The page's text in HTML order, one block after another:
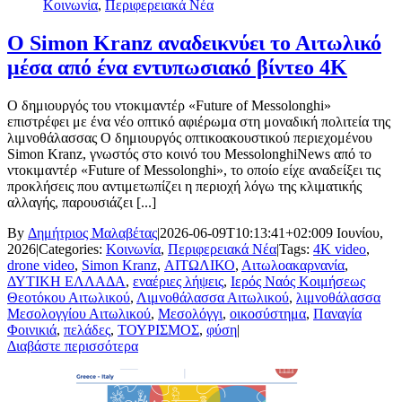
Κοινωνία, Περιφερειακά Νέα
Ο Simon Kranz αναδεικνύει το Αιτωλικό
μέσα από ένα εντυπωσιακό βίντεο 4K
Ο δημιουργός του ντοκιμαντέρ «Future of Messolonghi»
επιστρέφει με ένα νέο οπτικό αφιέρωμα στη μοναδική πολιτεία της
λιμνοθάλασσας Ο δημιουργός οπτικοακουστικού περιεχομένου
Simon Kranz, γνωστός στο κοινό του MessolonghiNews από το
ντοκιμαντέρ «Future of Messolonghi», το οποίο είχε αναδείξει τις
προκλήσεις που αντιμετωπίζει η περιοχή λόγω της κλιματικής
αλλαγής, παρουσιάζει [...]
By Δημήτριος Μαλαβέτας|2026-06-09T10:13:41+02:009 Ιουνίου,
2026|Categories: Κοινωνία, Περιφερειακά Νέα|Tags: 4K video,
drone video, Simon Kranz, ΑΙΤΩΛΙΚΟ, Αιτωλοακαρνανία,
ΔΥΤΙΚΗ ΕΛΛΑΔΑ, εναέριες λήψεις, Ιερός Ναός Κοιμήσεως
Θεοτόκου Αιτωλικού, Λιμνοθάλασσα Αιτωλικού, λιμνοθάλασσα
Μεσολογγίου Αιτωλικού, Μεσολόγγι, οικοσύστημα, Παναγία
Φοινικιά, πελάδες, ΤΟΥΡΙΣΜΟΣ, φύση|
Διαβάστε περισσότερα